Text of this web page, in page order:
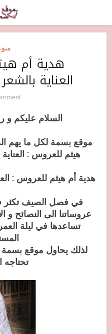
هدية أم
العناية
السلام عليكم و
موقع بسمة لكل ما يهم
هيثم للعروس :
هدية أم هيثم للعروس :
في فصل الصيف تكثر
عروساتنا الى النصائح و
تساعدها في ليلة
لذلك يحاول موقع